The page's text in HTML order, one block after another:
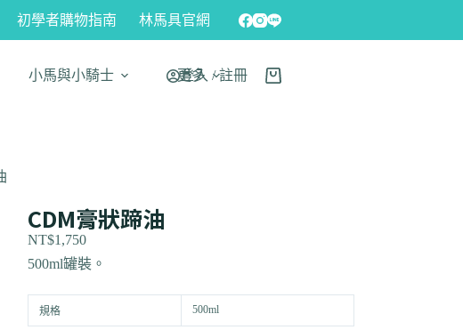
初學者購物指南 林馬具官網
小馬與小騎士 更多
登入 / 註冊
CDM膏狀蹄油
NT$1,750
500ml罐裝。
規格 500ml